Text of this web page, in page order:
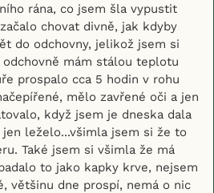
rána, co jsem šla vypustit
chovat divně, jak kdyby
do odchovny, jelikož jsem si
mám stálou teplotu
prospalo cca 5 hodin v rohu
mělo zavřené oči a jen
když jsem je dneska dala
leželo...všimla jsem si že to
Také jsem si všimla že má
to jako kapky krve, nejsem
většinu dne prospí, nemá o nic